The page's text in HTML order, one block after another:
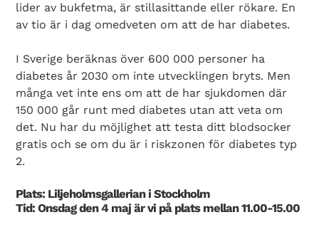
Search Diabetes Wellness Sverige
lider av bukfetma, är stillasittande eller rökare. En
av tio är i dag omedveten om att de har diabetes.
I Sverige beräknas över 600 000 personer ha
diabetes år 2030 om inte utvecklingen bryts. Men
många vet inte ens om att de har sjukdomen där
150 000 går runt med diabetes utan att veta om
det. Nu har du möjlighet att testa ditt blodsocker
gratis och se om du är i riskzonen för diabetes typ
2.
Plats: Liljeholmsgallerian i Stockholm
Tid: Onsdag den 4 maj är vi på plats mellan 11.00-15.00